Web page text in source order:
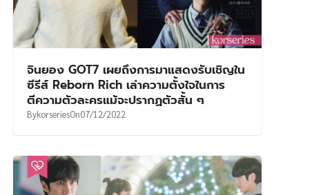
จินยอง GOT7 เผยถึงการมาแสดงรับเชิญใน
ซีรีส์ Reborn Rich เล่าความตั้งใจในการ
ตีความตัวละครแม้จะปรากฏตัวสั้น ๆ
BykorseriesOn07/12/2022